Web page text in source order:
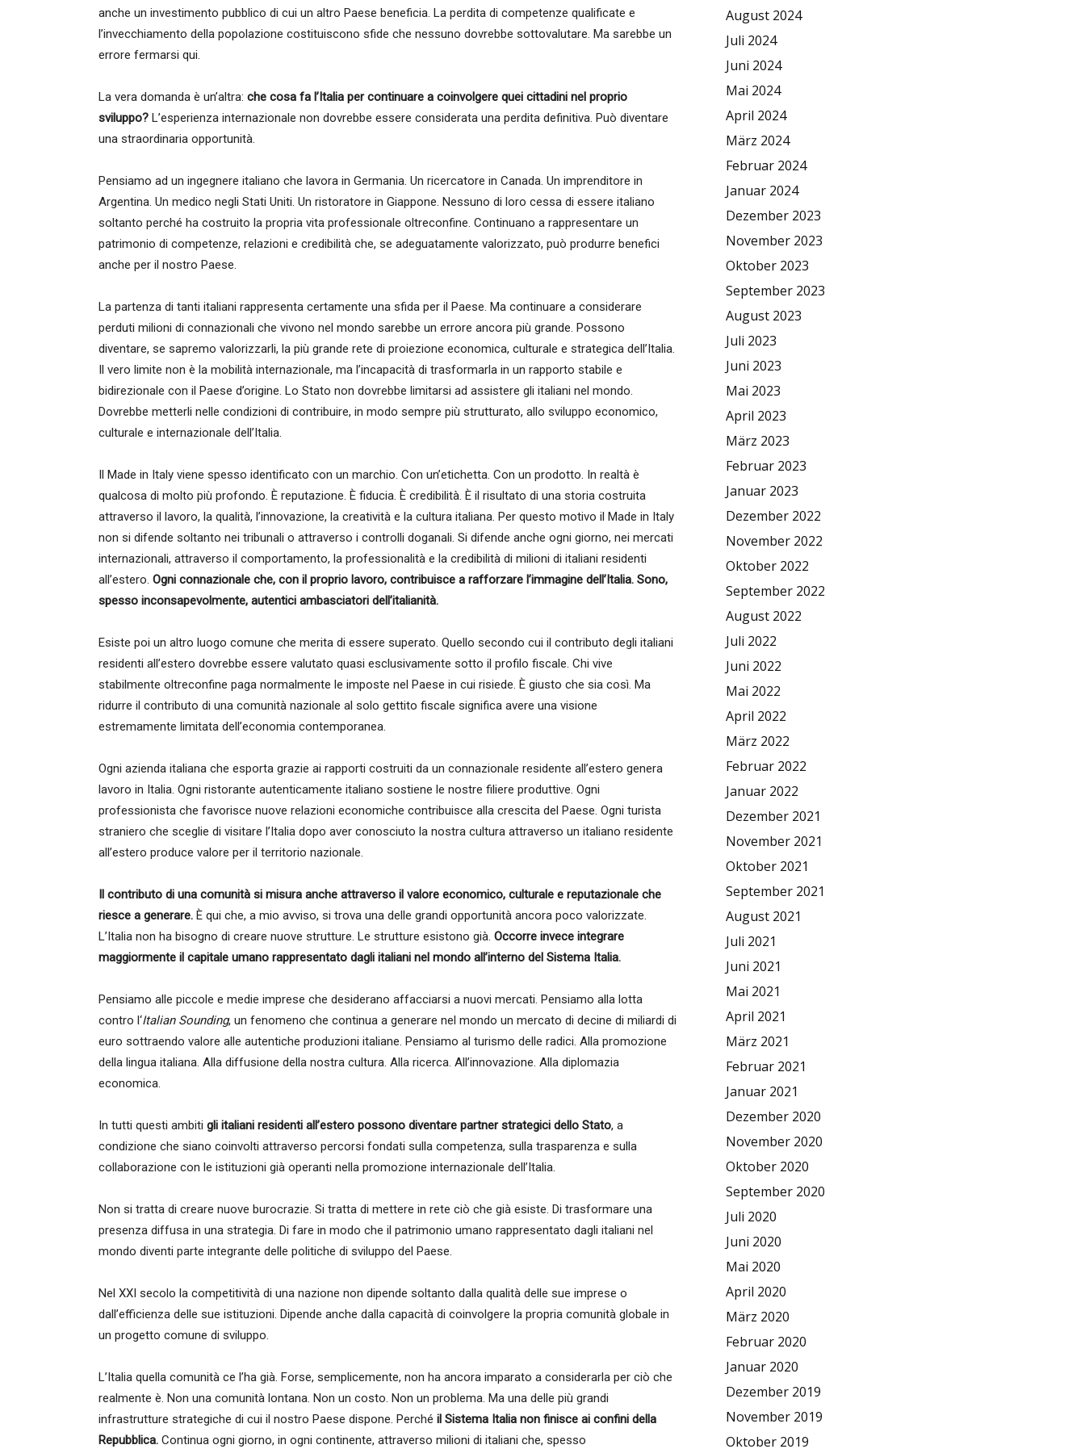
anche un investimento pubblico di cui un altro Paese beneficia. La perdita di competenze qualificate e
l’invecchiamento della popolazione costituiscono sfide che nessuno dovrebbe sottovalutare. Ma sarebbe un
errore fermarsi qui.
La vera domanda è un’altra: che cosa fa l’Italia per continuare a coinvolgere quei cittadini nel proprio
sviluppo? L’esperienza internazionale non dovrebbe essere considerata una perdita definitiva. Può diventare
una straordinaria opportunità.
Pensiamo ad un ingegnere italiano che lavora in Germania. Un ricercatore in Canada. Un imprenditore in
Argentina. Un medico negli Stati Uniti. Un ristoratore in Giappone. Nessuno di loro cessa di essere italiano
soltanto perché ha costruito la propria vita professionale oltreconfine. Continuano a rappresentare un
patrimonio di competenze, relazioni e credibilità che, se adeguatamente valorizzato, può produrre benefici
anche per il nostro Paese.
La partenza di tanti italiani rappresenta certamente una sfida per il Paese. Ma continuare a considerare
perduti milioni di connazionali che vivono nel mondo sarebbe un errore ancora più grande. Possono
diventare, se sapremo valorizzarli, la più grande rete di proiezione economica, culturale e strategica dell’Italia.
Il vero limite non è la mobilità internazionale, ma l’incapacità di trasformarla in un rapporto stabile e
bidirezionale con il Paese d’origine. Lo Stato non dovrebbe limitarsi ad assistere gli italiani nel mondo.
Dovrebbe metterli nelle condizioni di contribuire, in modo sempre più strutturato, allo sviluppo economico,
culturale e internazionale dell’Italia.
Il Made in Italy viene spesso identificato con un marchio. Con un’etichetta. Con un prodotto. In realtà è
qualcosa di molto più profondo. È reputazione. È fiducia. È credibilità. È il risultato di una storia costruita
attraverso il lavoro, la qualità, l’innovazione, la creatività e la cultura italiana. Per questo motivo il Made in Italy
non si difende soltanto nei tribunali o attraverso i controlli doganali. Si difende anche ogni giorno, nei mercati
internazionali, attraverso il comportamento, la professionalità e la credibilità di milioni di italiani residenti
all’estero. Ogni connazionale che, con il proprio lavoro, contribuisce a rafforzare l’immagine dell’Italia. Sono,
spesso inconsapevolmente, autentici ambasciatori dell’italianità.
Esiste poi un altro luogo comune che merita di essere superato. Quello secondo cui il contributo degli italiani
residenti all’estero dovrebbe essere valutato quasi esclusivamente sotto il profilo fiscale. Chi vive
stabilmente oltreconfine paga normalmente le imposte nel Paese in cui risiede. È giusto che sia così. Ma
ridurre il contributo di una comunità nazionale al solo gettito fiscale significa avere una visione
estremamente limitata dell’economia contemporanea.
Ogni azienda italiana che esporta grazie ai rapporti costruiti da un connazionale residente all’estero genera
lavoro in Italia. Ogni ristorante autenticamente italiano sostiene le nostre filiere produttive. Ogni
professionista che favorisce nuove relazioni economiche contribuisce alla crescita del Paese. Ogni turista
straniero che sceglie di visitare l’Italia dopo aver conosciuto la nostra cultura attraverso un italiano residente
all’estero produce valore per il territorio nazionale.
Il contributo di una comunità si misura anche attraverso il valore economico, culturale e reputazionale che
riesce a generare. È qui che, a mio avviso, si trova una delle grandi opportunità ancora poco valorizzate.
L’Italia non ha bisogno di creare nuove strutture. Le strutture esistono già. Occorre invece integrare
maggiormente il capitale umano rappresentato dagli italiani nel mondo all’interno del Sistema Italia.
Pensiamo alle piccole e medie imprese che desiderano affacciarsi a nuovi mercati. Pensiamo alla lotta
contro l‘Italian Sounding, un fenomeno che continua a generare nel mondo un mercato di decine di miliardi di
euro sottraendo valore alle autentiche produzioni italiane. Pensiamo al turismo delle radici. Alla promozione
della lingua italiana. Alla diffusione della nostra cultura. Alla ricerca. All’innovazione. Alla diplomazia
economica.
In tutti questi ambiti gli italiani residenti all’estero possono diventare partner strategici dello Stato, a
condizione che siano coinvolti attraverso percorsi fondati sulla competenza, sulla trasparenza e sulla
collaborazione con le istituzioni già operanti nella promozione internazionale dell’Italia.
Non si tratta di creare nuove burocrazie. Si tratta di mettere in rete ciò che già esiste. Di trasformare una
presenza diffusa in una strategia. Di fare in modo che il patrimonio umano rappresentato dagli italiani nel
mondo diventi parte integrante delle politiche di sviluppo del Paese.
Nel XXI secolo la competitività di una nazione non dipende soltanto dalla qualità delle sue imprese o
dall’efficienza delle sue istituzioni. Dipende anche dalla capacità di coinvolgere la propria comunità globale in
un progetto comune di sviluppo.
L’Italia quella comunità ce l’ha già. Forse, semplicemente, non ha ancora imparato a considerarla per ciò che
realmente è. Non una comunità lontana. Non un costo. Non un problema. Ma una delle più grandi
infrastrutture strategiche di cui il nostro Paese dispone. Perché il Sistema Italia non finisce ai confini della
Repubblica. Continua ogni giorno, in ogni continente, attraverso milioni di italiani che, spesso
August 2024
Juli 2024
Juni 2024
Mai 2024
April 2024
März 2024
Februar 2024
Januar 2024
Dezember 2023
November 2023
Oktober 2023
September 2023
August 2023
Juli 2023
Juni 2023
Mai 2023
April 2023
März 2023
Februar 2023
Januar 2023
Dezember 2022
November 2022
Oktober 2022
September 2022
August 2022
Juli 2022
Juni 2022
Mai 2022
April 2022
März 2022
Februar 2022
Januar 2022
Dezember 2021
November 2021
Oktober 2021
September 2021
August 2021
Juli 2021
Juni 2021
Mai 2021
April 2021
März 2021
Februar 2021
Januar 2021
Dezember 2020
November 2020
Oktober 2020
September 2020
Juli 2020
Juni 2020
Mai 2020
April 2020
März 2020
Februar 2020
Januar 2020
Dezember 2019
November 2019
Oktober 2019